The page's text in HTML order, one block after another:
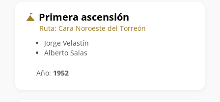
Primera ascensión
Ruta: Cara Noroeste del Torreón
Jorge Velastín
Alberto Salas
Año: 1952